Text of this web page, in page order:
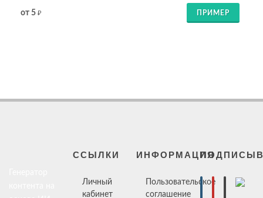
от 5 ₽ ПРИМЕР
ССЫЛКИ
Личный
кабинет
ИНФОРМАЦИЯ
Пользовательское
соглашение